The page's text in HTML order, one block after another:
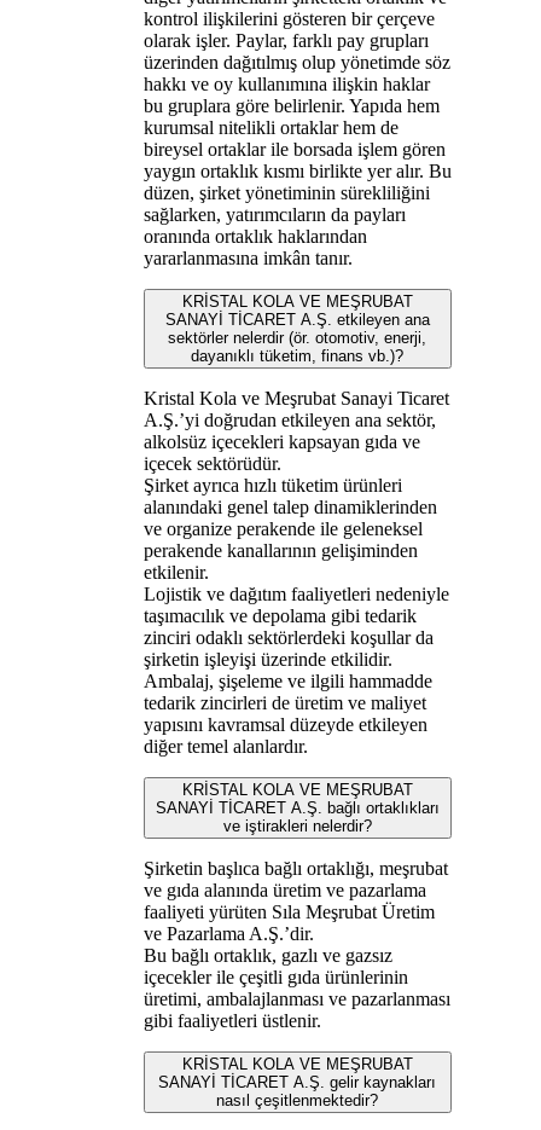
kontrol ilişkilerini gösteren bir çerçeve
olarak işler. Paylar, farklı pay grupları
üzerinden dağıtılmış olup yönetimde söz
hakkı ve oy kullanımına ilişkin haklar
bu gruplara göre belirlenir. Yapıda hem
kurumsal nitelikli ortaklar hem de
bireysel ortaklar ile borsada işlem gören
yaygın ortaklık kısmı birlikte yer alır. Bu
düzen, şirket yönetiminin sürekliliğini
sağlarken, yatırımcıların da payları
oranında ortaklık haklarından
yararlanmasına imkân tanır.
KRİSTAL KOLA VE MEŞRUBAT
SANAYİ TİCARET A.Ş. etkileyen ana
sektörler nelerdir (ör. otomotiv, enerji,
dayanıklı tüketim, finans vb.)?
Kristal Kola ve Meşrubat Sanayi Ticaret
A.Ş.’yi doğrudan etkileyen ana sektör,
alkolsüz içecekleri kapsayan gıda ve
içecek sektörüdür.
Şirket ayrıca hızlı tüketim ürünleri
alanındaki genel talep dinamiklerinden
ve organize perakende ile geleneksel
perakende kanallarının gelişiminden
etkilenir.
Lojistik ve dağıtım faaliyetleri nedeniyle
taşımacılık ve depolama gibi tedarik
zinciri odaklı sektörlerdeki koşullar da
şirketin işleyişi üzerinde etkilidir.
Ambalaj, şişeleme ve ilgili hammadde
tedarik zincirleri de üretim ve maliyet
yapısını kavramsal düzeyde etkileyen
diğer temel alanlardır.
KRİSTAL KOLA VE MEŞRUBAT
SANAYİ TİCARET A.Ş. bağlı ortaklıkları
ve iştirakleri nelerdir?
Şirketin başlıca bağlı ortaklığı, meşrubat
ve gıda alanında üretim ve pazarlama
faaliyeti yürüten Sıla Meşrubat Üretim
ve Pazarlama A.Ş.’dir.
Bu bağlı ortaklık, gazlı ve gazsız
içecekler ile çeşitli gıda ürünlerinin
üretimi, ambalajlanması ve pazarlanması
gibi faaliyetleri üstlenir.
KRİSTAL KOLA VE MEŞRUBAT
SANAYİ TİCARET A.Ş. gelir kaynakları
nasıl çeşitlenmektedir?